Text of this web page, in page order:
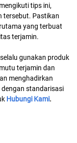
tips ini,
tersebut. Pastikan
yang terbuat
terjamin.
gunakan produk
terjamin dan
menghadirkan
standarisasi
Hubungi Kami.